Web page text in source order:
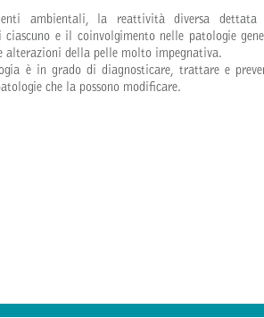
ambientali, la reattività diversa dettata
e il coinvolgimento nelle patologie
alterazioni della pelle molto impegnativa.
è in grado di diagnosticare, trattare e
che la possono modificare.